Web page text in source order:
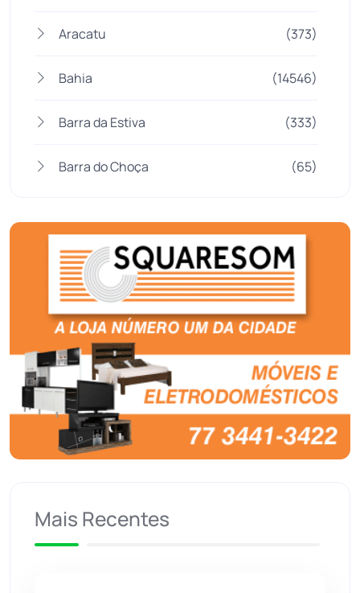
Aracatu (373)
Bahia (14546)
Barra da Estiva (333)
Barra do Choça (65)
Bom Jesus da Lapa (510)
Boquira (152)
Botuporã
Brasil (7680)
Brumado (31962)
Caetanos
Mais Recentes